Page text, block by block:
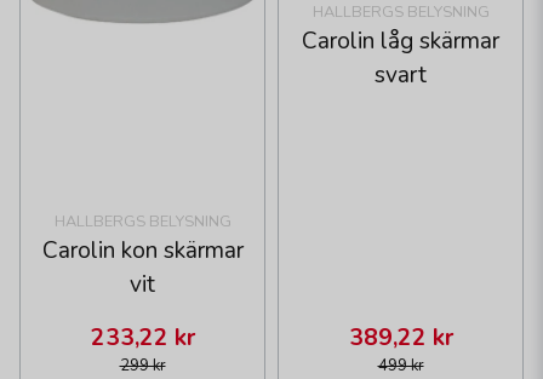
HALLBERGS BELYSNING
Carolin kon skärmar
vit
299 kr
233,22 kr
HALLBERGS BELYSNING
Carolin låg skärmar
svart
499 kr
389,22 kr